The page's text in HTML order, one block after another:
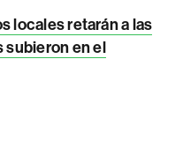
locales retarán a las
subieron en el